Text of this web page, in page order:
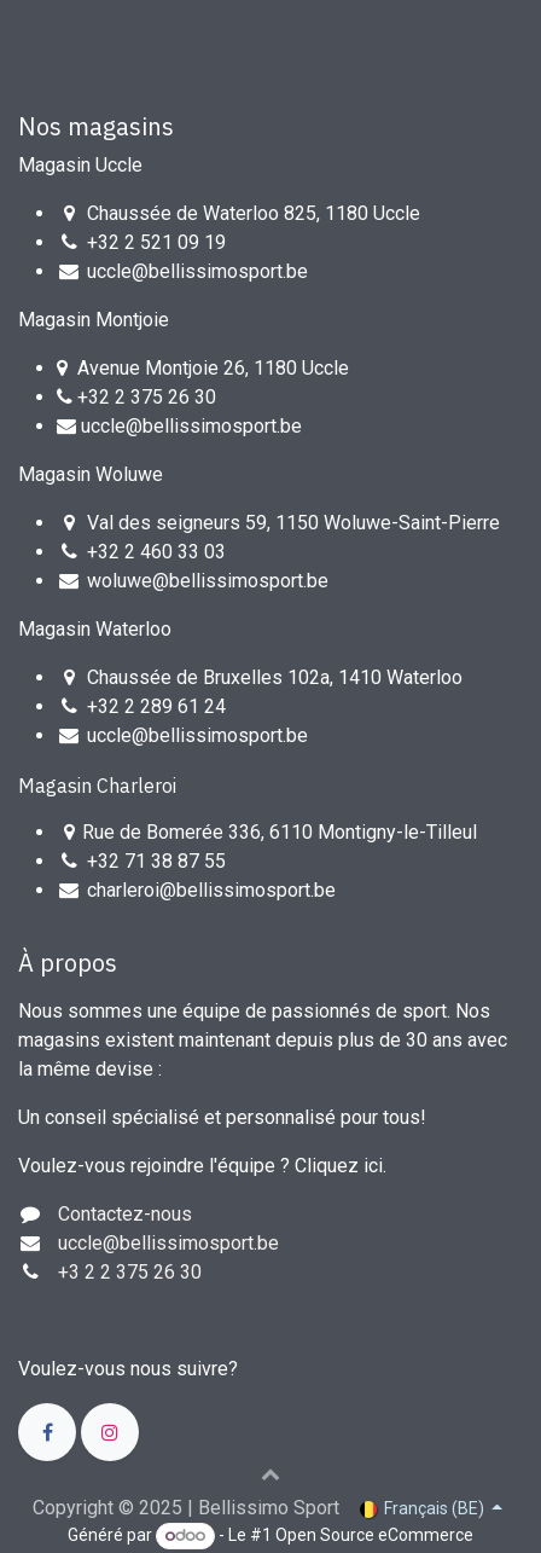
Nos magasins
Magasin Uccle
Chaussée de Waterloo 825, 1180 Uccle
+32 2 521 09 19
uccle@bellissimosport.be
Magasin Montjoie
Avenue Montjoie 26, 1180 Uccle
+32 2 375 26 30
uccle@bellissimosport.be
Magasin Woluwe
Val des seigneurs 59, 1150 Woluwe-Saint-Pierre
+32 2 460 33 03
woluwe@bellissimosport.be
Magasin Waterloo
Chaussée de Bruxelles 102a, 1410 Waterloo
+32 2 289 61 24
uccle@bellissimosport.be
Magasin Charleroi
Rue de Bomerée 336, 6110 Montigny-le-Tilleul
+32 71 38 87 55
charleroi@bellissimosport.be
À propos
Nous sommes une équipe de passionnés de sport. Nos
magasins existent maintenant depuis plus de 30 ans avec
la même devise :
Un conseil spécialisé et personnalisé pour tous!
Voulez-vous rejoindre l'équipe ? Cliquez ici.
Contactez-nous
uccle@bellissimosport.be
+3 2 2 375 26 30
Voulez-vous nous suivre?
Copyright © 2025 | Bellissimo Sport
Français (BE)
Généré par
- Le #1 Open Source eCommerce